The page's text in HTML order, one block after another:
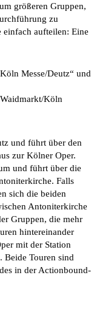
größeren Gruppen,
zu
aufteilen: Eine
Messe/Deutz“ und
Köln
und führt über den
zur Kölner Oper.
und führt über die
Falls
sich die beiden
Antoniterkirche
Gruppen, die mehr
hintereinander
mit der Station
Beide Touren sind
in der Actionbound-